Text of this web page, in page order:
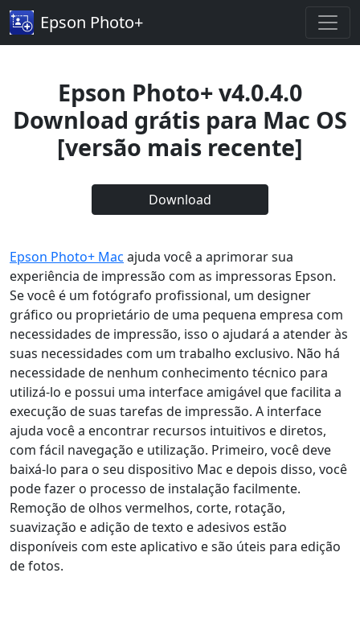
Epson Photo+
Epson Photo+ v4.0.4.0
Download grátis para Mac OS
[versão mais recente]
Download
Epson Photo+ Mac ajuda você a aprimorar sua
experiência de impressão com as impressoras Epson.
Se você é um fotógrafo profissional, um designer
gráfico ou proprietário de uma pequena empresa com
necessidades de impressão, isso o ajudará a atender às
suas necessidades com um trabalho exclusivo. Não há
necessidade de nenhum conhecimento técnico para
utilizá-lo e possui uma interface amigável que facilita a
execução de suas tarefas de impressão. A interface
ajuda você a encontrar recursos intuitivos e diretos,
com fácil navegação e utilização. Primeiro, você deve
baixá-lo para o seu dispositivo Mac e depois disso, você
pode fazer o processo de instalação facilmente.
Remoção de olhos vermelhos, corte, rotação,
suavização e adição de texto e adesivos estão
disponíveis com este aplicativo e são úteis para edição
de fotos.